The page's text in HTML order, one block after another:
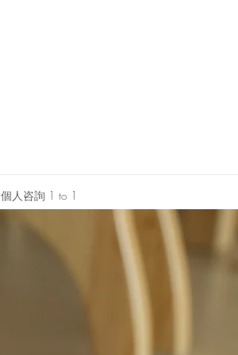
個人咨詢 1 to 1